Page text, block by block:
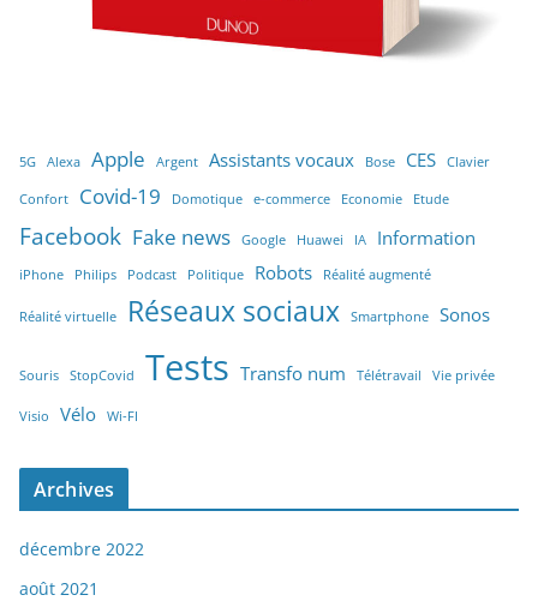
5G Alexa Apple Argent Assistants vocaux Bose CES Clavier
Confort Covid-19 Domotique e-commerce Economie Etude
Facebook Fake news Google Huawei IA Information
iPhone Philips Podcast Politique Robots Réalité augmenté
Réalité virtuelle Réseaux sociaux Smartphone Sonos
Souris StopCovid Tests Transfo num Télétravail Vie privée
Visio Vélo Wi-FI
Archives
décembre 2022
août 2021